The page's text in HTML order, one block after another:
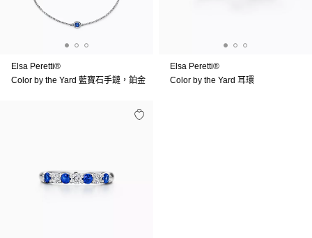
Elsa Peretti®
Color by the Yard 藍寶石手鏈，鉑金
Elsa Peretti®
Color by the Yard 耳環